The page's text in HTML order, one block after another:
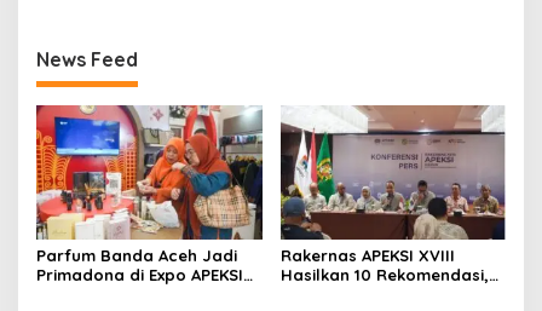
News Feed
Parfum Banda Aceh Jadi
Primadona di Expo APEKSI
Rakernas APEKSI XVIII
Hasilkan 10 Rekomendasi,